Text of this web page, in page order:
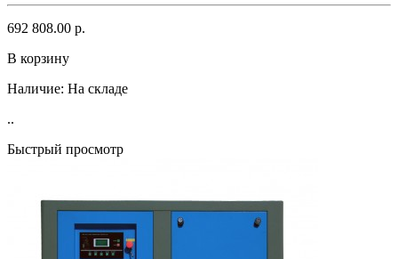
692 808.00 р.
В корзину
Наличие: На складе
..
Быстрый просмотр